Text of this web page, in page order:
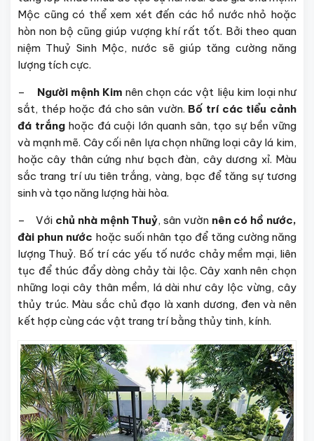
Mộc cũng có thể xem xét đến các hồ nước nhỏ hoặc
hòn non bộ cũng giúp vượng khí rất tốt. Bởi theo quan
niệm Thuỷ Sinh Mộc, nước sẽ giúp tăng cường năng
lượng tích cực.
– Người mệnh Kim nên chọn các vật liệu kim loại như
sắt, thép hoặc đá cho sân vườn. Bố trí các tiểu cảnh
đá trắnghoặc đá cuội lớn quanh sân, tạo sự bền vững
và mạnh mẽ. Cây cối nên lựa chọn những loại cây lá kim,
hoặc cây thân cứng như bạch đàn, cây dương xỉ. Màu
sắc trang trí ưu tiên trắng, vàng, bạc để tăng sự tương
sinh và tạo năng lượng hài hòa.
– Với chủ nhà mệnh Thuỷ, sân vườn nên có hồ nước,
đài phun nước hoặc suối nhân tạo để tăng cường năng
lượng Thuỷ. Bố trí các yếu tố nước chảy mềm mại, liên
tục để thúc đẩy dòng chảy tài lộc. Cây xanh nên chọn
những loại cây thân mềm, lá dài như cây lộc vừng, cây
thủy trúc. Màu sắc chủ đạo là xanh dương, đen và nên
kết hợp cùng các vật trang trí bằng thủy tinh, kính.